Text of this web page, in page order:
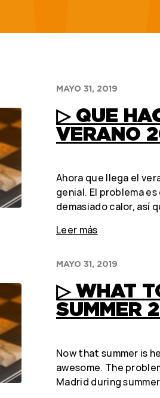
MAYO 31, 2019
▷ QUE
VERANO
Ahora que llega el
genial. El problema
demasiado calor, así
Leer más
MAYO 31, 2019
▷ WHAT
SUMMER
Now that summer is
awesome. The
Madrid during